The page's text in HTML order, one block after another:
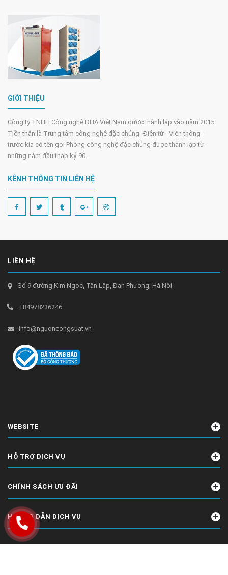
GIỚI THIỆU
Công ty TNHH Công nghệ DHA Việt Nam được thành lập vào năm 2015.
Tiền thân là Trung tâm công nghệ đặc chủng- Điện tử - Viễn thông -
trước kia có tên gọi Phòng công nghệ đặc chủng được thành lập từ
những năm đầu thập kỷ 90.
KÊNH THÔNG TIN LIÊN HỆ
LIÊN HỆ
Số 9 đường Kim Ngọc, Tân Lập, Đan Phượng, Hà Nội
+84978236246
info@nguoncongsuat.vn
WEBSITE
HỖ TRỢ DỊCH VỤ
CHÍNH SÁCH ƯU ĐÃI
HƯỚNG DẪN DỊCH VỤ